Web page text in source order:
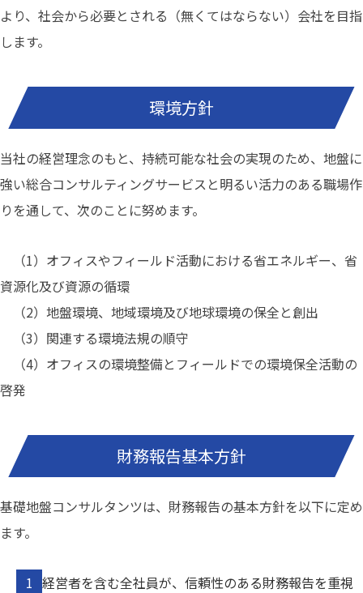
より、社会から必要とされる（無くてはならない）会社を目指
します。
環境方針
当社の経営理念のもと、持続可能な社会の実現のため、地盤に
強い総合コンサルティングサービスと明るい活力のある職場作
りを通して、次のことに努めます。
（1）オフィスやフィールド活動における省エネルギー、省
資源化及び資源の循環
（2）地盤環境、地域環境及び地球環境の保全と創出
（3）関連する環境法規の順守
（4）オフィスの環境整備とフィールドでの環境保全活動の
啓発
財務報告基本方針
基礎地盤コンサルタンツは、財務報告の基本方針を以下に定め
ます。
経営者を含む全社員が、信頼性のある財務報告を重視